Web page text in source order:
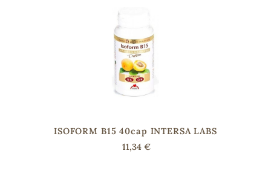
ISOFORM B15 40cap INTERSA LABS
11,34 €